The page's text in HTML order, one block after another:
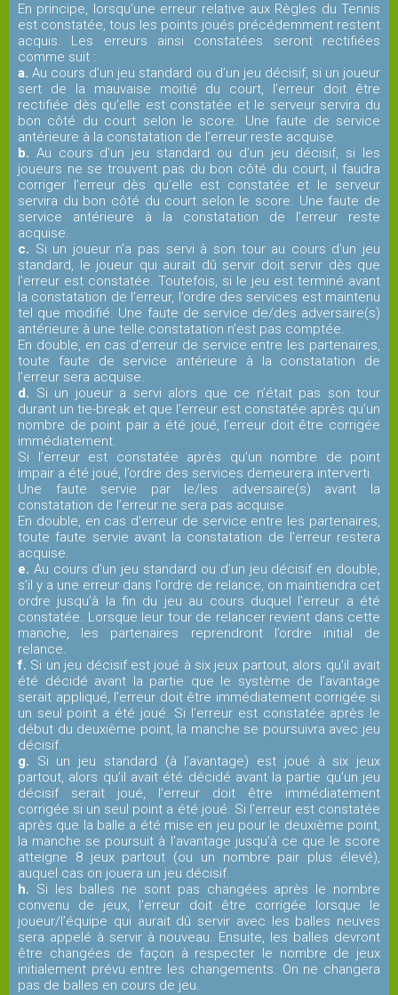
En principe, lorsqu’une erreur relative aux Règles du Tennis
est constatée, tous les points joués précédemment restent
acquis. Les erreurs ainsi constatées seront rectifiées
comme suit :
a. Au cours d’un jeu standard ou d’un jeu décisif, si un joueur
sert de la mauvaise moitié du court, l’erreur doit être
rectifiée dès qu’elle est constatée et le serveur servira du
bon côté du court selon le score. Une faute de service
antérieure à la constatation de l’erreur reste acquise.
b. Au cours d’un jeu standard ou d’un jeu décisif, si les
joueurs ne se trouvent pas du bon côté du court, il faudra
corriger l’erreur dès qu’elle est constatée et le serveur
servira du bon côté du court selon le score. Une faute de
service antérieure à la constatation de l’erreur reste
acquise.
c. Si un joueur n’a pas servi à son tour au cours d’un jeu
standard, le joueur qui aurait dû servir doit servir dès que
l’erreur est constatée. Toutefois, si le jeu est terminé avant
la constatation de l’erreur, l’ordre des services est maintenu
tel que modifié. Une faute de service de/des adversaire(s)
antérieure à une telle constatation n’est pas comptée.
En double, en cas d’erreur de service entre les partenaires,
toute faute de service antérieure à la constatation de
l’erreur sera acquise.
d. Si un joueur a servi alors que ce n’était pas son tour
durant un tie-break et que l’erreur est constatée après qu’un
nombre de point pair a été joué, l’erreur doit être corrigée
immédiatement.
Si l’erreur est constatée après qu’un nombre de point
impair a été joué, l’ordre des services demeurera interverti.
Une faute servie par le/les adversaire(s) avant la
constatation de l’erreur ne sera pas acquise.
En double, en cas d’erreur de service entre les partenaires,
toute faute servie avant la constatation de l’erreur restera
acquise.
e. Au cours d’un jeu standard ou d’un jeu décisif en double,
s’il y a une erreur dans l’ordre de relance, on maintiendra cet
ordre jusqu’à la fin du jeu au cours duquel l’erreur a été
constatée. Lorsque leur tour de relancer revient dans cette
manche, les partenaires reprendront l’ordre initial de
relance.
f. Si un jeu décisif est joué à six jeux partout, alors qu’il avait
été décidé avant la partie que le système de l’avantage
serait appliqué, l’erreur doit être immédiatement corrigée si
un seul point a été joué. Si l’erreur est constatée après le
début du deuxième point, la manche se poursuivra avec jeu
décisif.
g. Si un jeu standard (à l’avantage) est joué à six jeux
partout, alors qu’il avait été décidé avant la partie qu’un jeu
décisif serait joué, l’erreur doit être immédiatement
corrigée si un seul point a été joué. Si l’erreur est constatée
après que la balle a été mise en jeu pour le deuxième point,
la manche se poursuit à l’avantage jusqu’à ce que le score
atteigne 8 jeux partout (ou un nombre pair plus élevé),
auquel cas on jouera un jeu décisif.
h. Si les balles ne sont pas changées après le nombre
convenu de jeux, l’erreur doit être corrigée lorsque le
joueur/l’équipe qui aurait dû servir avec les balles neuves
sera appelé à servir à nouveau. Ensuite, les balles devront
être changées de façon à respecter le nombre de jeux
initialement prévu entre les changements. On ne changera
pas de balles en cours de jeu.